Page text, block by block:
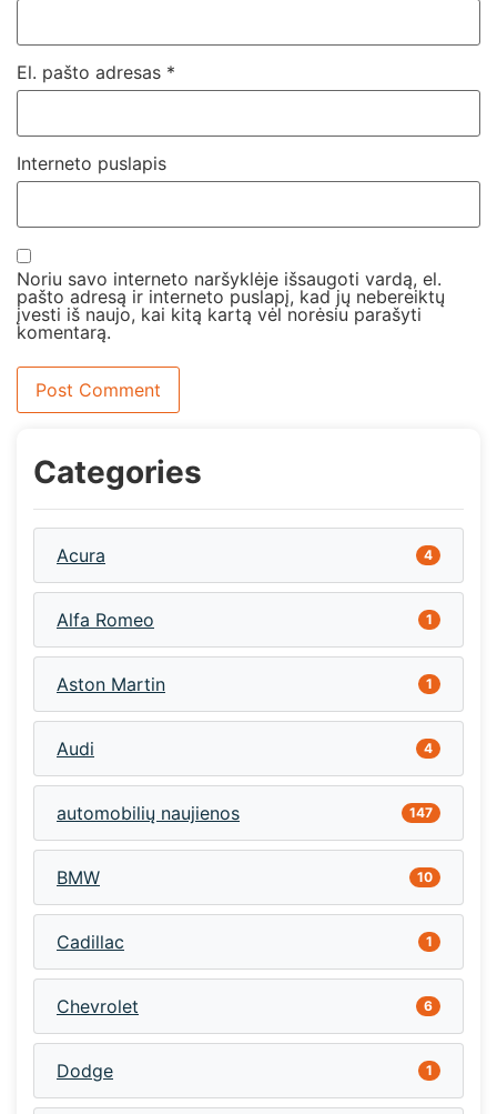
El. pašto adresas *
Interneto puslapis
Noriu savo interneto naršyklėje išsaugoti vardą, el.
pašto adresą ir interneto puslapį, kad jų nebereiktų
įvesti iš naujo, kai kitą kartą vėl norėsiu parašyti
komentarą.
Categories
Acura 4
Alfa Romeo 1
Aston Martin 1
Audi 4
automobilių naujienos 147
BMW 10
Cadillac 1
Chevrolet 6
Dodge 1